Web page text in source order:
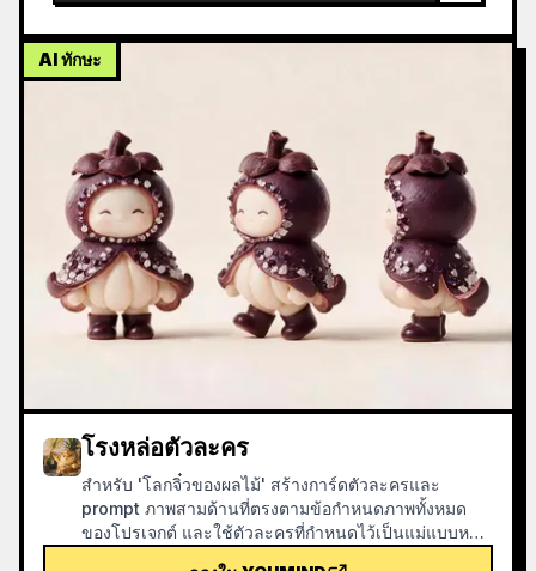
AI ทักษะ
โรงหล่อตัวละคร
สำหรับ 'โลกจิ๋วของผลไม้' สร้างการ์ดตัวละครและ
prompt ภาพสามด้านที่ตรงตามข้อกำหนดภาพทั้งหมด
ของโปรเจกต์ และใช้ตัวละครที่กำหนดไว้เป็นแม่แบบหลัก